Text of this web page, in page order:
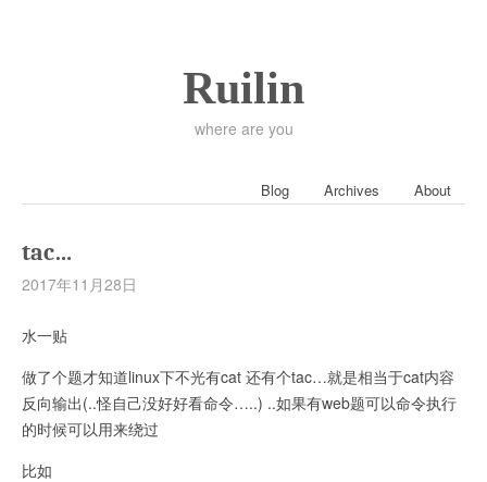
Ruilin
where are you
Blog Archives About
tac…
2017年11月28日
水一贴
做了个题才知道linux下不光有cat 还有个tac…就是相当于cat内容
反向输出(..怪自己没好好看命令…..) ..如果有web题可以命令执行
的时候可以用来绕过
比如